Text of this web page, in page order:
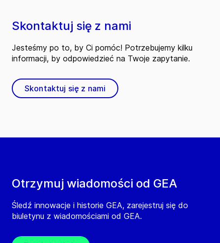
Otrzymuj wiadomości od GEA
Śledź innowacje i historie GEA, zarejestruj się do
biuletynu z wiadomościami od GEA.
Skontaktuj się z nami
Jesteśmy po to, by Ci pomóc! Potrzebujemy kilku
informacji, by odpowiedzieć na Twoje zapytanie.
Skontaktuj się z nami